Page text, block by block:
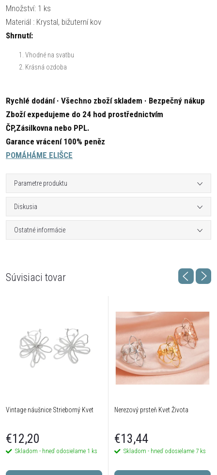
Množství: 1 ks
Materiál : Krystal, bižuterní kov
Shrnutí:
Vhodné na svatbu
Krásná ozdoba
Rychlé dodání · Všechno zboží skladem · Bezpečný nákup
Zboží expedujeme do 24 hod prostřednictvím
ČP,Zásilkovna nebo PPL.
Garance vrácení 100% peněz
POMÁHÁME ELIŠCE
Parametre produktu
Diskusia
Ostatné informácie
Súvisiaci tovar
Vintage náušnice Strieborný Kvet
€12,20
Skladom - hneď odosielame 1 ks
Nerezový prsteň Kvet Života
€13,44
Skladom - hneď odosielame 7 ks